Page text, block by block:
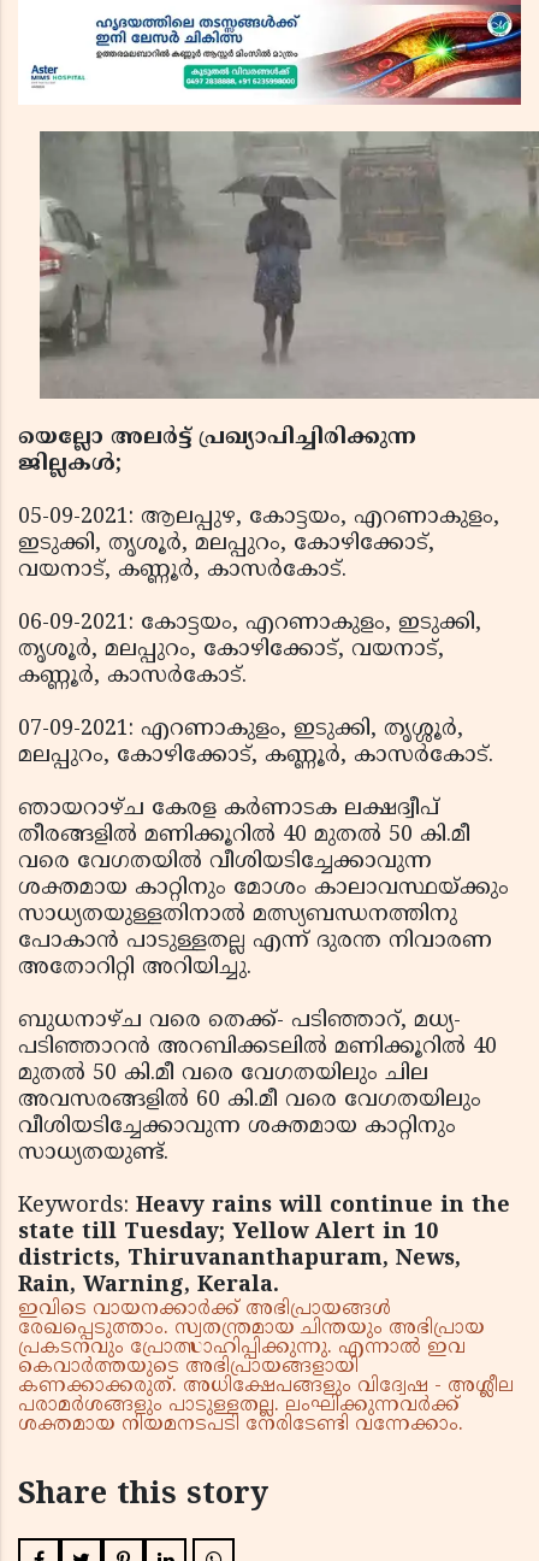
യെല്ലോ അലര്‍ട്ട് പ്രഖ്യാപിച്ചിരിക്കുന്ന
ജില്ലകള്‍;
05-09-2021: ആലപ്പുഴ, കോട്ടയം, എറണാകുളം,
ഇടുക്കി, തൃശൂര്‍, മലപ്പുറം, കോഴിക്കോട്,
വയനാട്, കണ്ണൂര്‍, കാസര്‍കോട്.
06-09-2021: കോട്ടയം, എറണാകുളം, ഇടുക്കി,
തൃശൂര്‍, മലപ്പുറം, കോഴിക്കോട്, വയനാട്,
കണ്ണൂര്‍, കാസര്‍കോട്.
07-09-2021: എറണാകുളം, ഇടുക്കി, തൃശ്ശൂര്‍,
മലപ്പുറം, കോഴിക്കോട്, കണ്ണൂര്‍, കാസര്‍കോട്.
ഞായറാഴ്ച കേരള കര്‍ണാടക ലക്ഷദ്വീപ്
തീരങ്ങളില്‍ മണിക്കൂറില്‍ 40 മുതല്‍ 50 കി.മീ
വരെ വേഗതയില്‍ വീശിയടിച്ചേക്കാവുന്ന
ശക്തമായ കാറ്റിനും മോശം കാലാവസ്ഥയ്ക്കും
സാധ്യതയുള്ളതിനാല്‍ മത്സ്യബന്ധനത്തിനു
പോകാന്‍ പാടുള്ളതല്ല എന്ന് ദുരന്ത നിവാരണ
അതോറിറ്റി അറിയിച്ചു.
ബുധനാഴ്ച വരെ തെക്ക്- പടിഞ്ഞാറ്, മധ്യ-
പടിഞ്ഞാറന്‍ അറബിക്കടലില്‍ മണിക്കൂറില്‍ 40
മുതല്‍ 50 കി.മീ വരെ വേഗതയിലും ചില
അവസരങ്ങളില്‍ 60 കി.മീ വരെ വേഗതയിലും
വീശിയടിച്ചേക്കാവുന്ന ശക്തമായ കാറ്റിനും
സാധ്യതയുണ്ട്.
Keywords: Heavy rains will continue in the
state till Tuesday; Yellow Alert in 10
districts, Thiruvananthapuram, News,
Rain, Warning, Kerala.
ഇവിടെ വായനക്കാർക്ക് അഭിപ്രായങ്ങൾ
രേഖപ്പെടുത്താം. സ്വതന്ത്രമായ ചിന്തയും അഭിപ്രായ
പ്രകടനവും പ്രോത്സാഹിപ്പിക്കുന്നു. എന്നാൽ ഇവ
കെവാർത്തയുടെ അഭിപ്രായങ്ങളായി
കണക്കാക്കരുത്. അധിക്ഷേപങ്ങളും വിദ്വേഷ - അശ്ലീല
പരാമർശങ്ങളും പാടുള്ളതല്ല. ലംഘിക്കുന്നവർക്ക്
ശക്തമായ നിയമനടപടി നേരിടേണ്ടി വന്നേക്കാം.
Share this story